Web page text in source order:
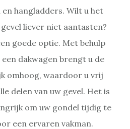
hangladders. Wilt u het
liever niet aantasten?
goede optie. Met behulp
dakwagen brengt u de
omhoog, waardoor u vrij
delen van uw gevel. Het is
om uw gondel tijdig te
een ervaren vakman.